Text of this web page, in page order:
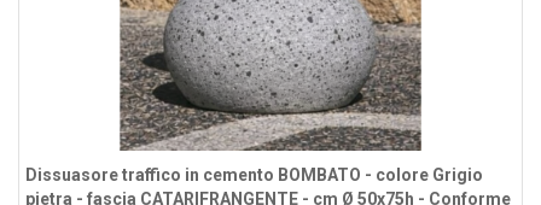
Dissuasore traffico in cemento BOMBATO - colore Grigio
pietra - fascia CATARIFRANGENTE - cm Ø 50x75h - Conforme